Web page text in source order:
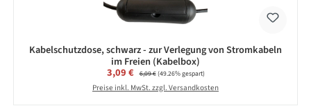
Kabelschutzdose, schwarz - zur Verlegung von Stromkabeln
im Freien (Kabelbox)
Verkaufspreis:
3,09 € Regulärer Preis:
6,09 €(49.26% gespart)
Preise inkl. MwSt. zzgl. Versandkosten